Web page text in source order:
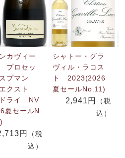
カヴィー
プロセッ
プマン
クスト
ライ NV
夏セールN
円
（税
込）
シャトー・グラ
ヴィル・ラコス
ト 2023(2026
夏セールNo.11)
2,941円
（税
込）